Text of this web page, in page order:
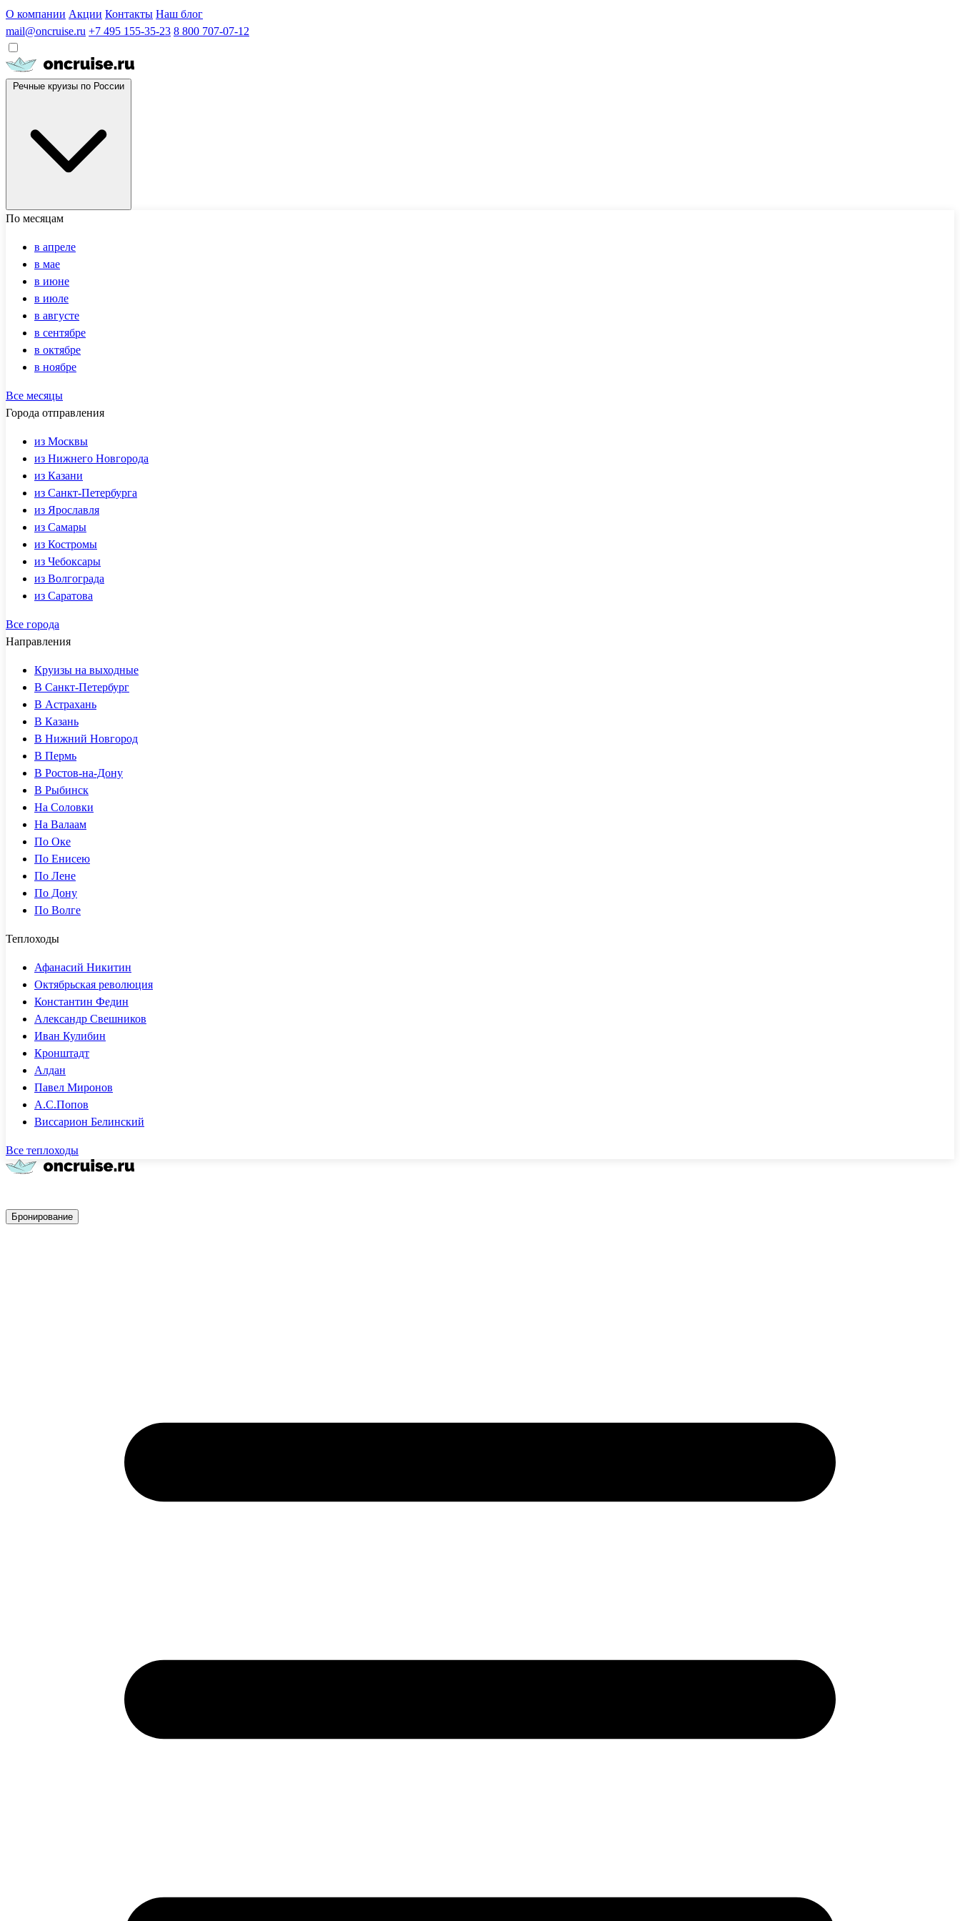
О компании Акции Контакты Наш блог
mail@oncruise.ru +7 495 155-35-23 8 800 707-07-12
По месяцам
в апреле
в мае
в июне
в июле
в августе
в сентябре
в октябре
в ноябре
Все месяцы
Города отправления
из Москвы
из Нижнего Новгорода
из Казани
из Санкт-Петербурга
из Ярославля
из Самары
из Костромы
из Чебоксары
из Волгограда
из Саратова
Все города
Направления
Круизы на выходные
В Санкт-Петербург
В Астрахань
В Казань
В Нижний Новгород
В Пермь
В Ростов-на-Дону
В Рыбинск
На Соловки
На Валаам
По Оке
По Енисею
По Лене
По Дону
По Волге
Теплоходы
Афанасий Никитин
Октябрьская революция
Константин Федин
Александр Свешников
Иван Кулибин
Кронштадт
Алдан
Павел Миронов
А.С.Попов
Виссарион Белинский
Все теплоходы
Бронирование